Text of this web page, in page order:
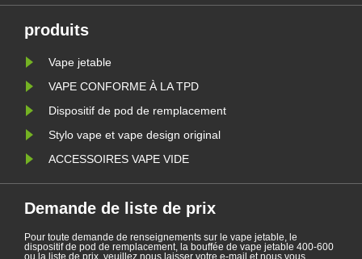
produits
Vape jetable
VAPE CONFORME À LA TPD
Dispositif de pod de remplacement
Stylo vape et vape design original
ACCESSOIRES VAPE VIDE
Demande de liste de prix
Pour toute demande de renseignements sur le vape jetable, le
dispositif de pod de remplacement, la bouffée de vape jetable 400-600
ou la liste de prix, veuillez nous laisser votre e-mail et nous vous